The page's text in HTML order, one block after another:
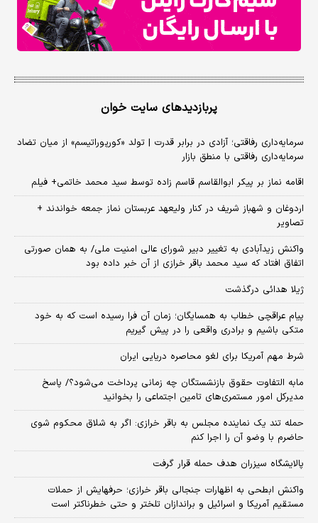
پربازدیدهای سایت خوان
سرمایه‌داری رفاقتی؛ آزادی در برابر قدرت | تولد «کورپوراتیسم» از میان تضاد
سرمایه‌داری رفاقتی با منطق بازار
اقامه نماز بر پیکر ابوالقاسم قاسم زاده توسط سید محمد خاتمی+ فیلم
اردوغان و شهباز شریف در کنار ولیعهد عربستان نماز جمعه خواندند +
تصاویر
واکنش زیدآبادی به تغییر دبیر شورای عالی امنیت ملی/ به همان صورتی
اتفاق افتاد که سید محمد باقر خرازی از آن خبر داده بود
ژیلا هدائی درگذشت
پیام عراقچی خطاب به همسایگان؛ زمان آن فرا رسیده است که به خود
متکی باشیم و برادری واقعی را در پیش گیریم
شرط مهم آمریکا برای لغو محاصره دریایی ایران
مابه التفاوت حقوق بازنشستگان چه زمانی پرداخت می‌شود؟/ پاسخ
مدیرکل امور مستمری‌های تامین اجتماعی را بخوانید
حمله تند یک نماینده مجلس به باقر خرازی: اگر به شلاق محکوم شوی
حاضرم با وضو آن را اجرا کنم
پالایشگاه سیزران هدف حمله قرار گرفت
واکنش ابطحی به اظهارات جنجالی باقر خرازی؛ حرفهایش از حملات
مستقیم آمریکا و اسرائیل و براندازان تلختر و حتی خطرناکتر است